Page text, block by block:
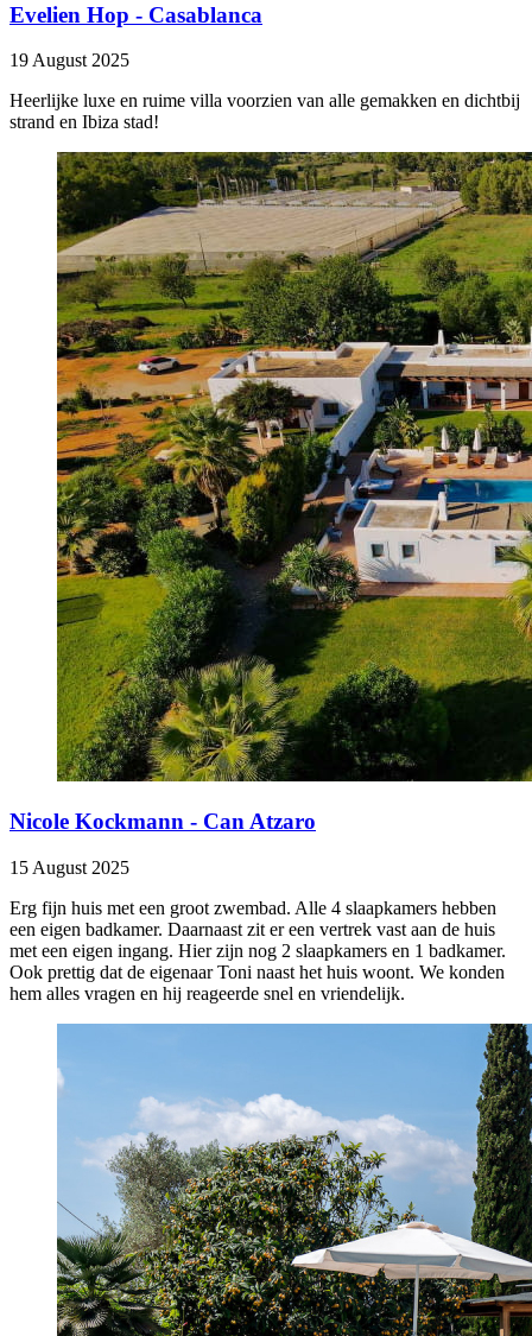
Evelien Hop - Casablanca
19 August 2025
Heerlijke luxe en ruime villa voorzien van alle gemakken en dichtbij
strand en Ibiza stad!
Nicole Kockmann - Can Atzaro
15 August 2025
Erg fijn huis met een groot zwembad. Alle 4 slaapkamers hebben
een eigen badkamer. Daarnaast zit er een vertrek vast aan de huis
met een eigen ingang. Hier zijn nog 2 slaapkamers en 1 badkamer.
Ook prettig dat de eigenaar Toni naast het huis woont. We konden
hem alles vragen en hij reageerde snel en vriendelijk.